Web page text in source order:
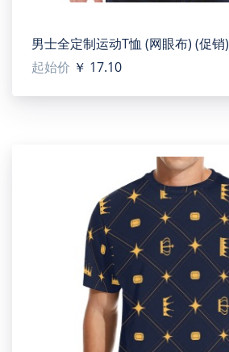
making it a perfect gift choice. The
provides secure storage and an
for jewelry.
【Size】3.78in(L) x 1.26in(W) x
【Note】Custom image
男士全定制运动T恤 (网眼布) (促销)
起始价 ￥ 17.10